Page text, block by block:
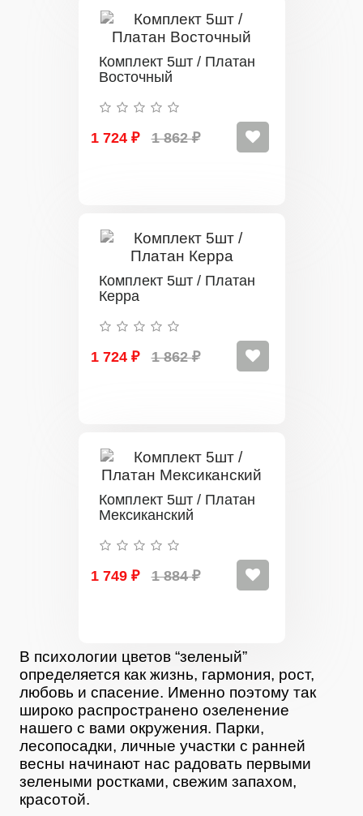
Комплект 5шт / Платан
Восточный
1 724 ₽ 1 862 ₽
Комплект 5шт / Платан
Керра
1 724 ₽ 1 862 ₽
Комплект 5шт / Платан
Мексиканский
1 749 ₽ 1 884 ₽
В психологии цветов “зеленый”
определяется как жизнь, гармония, рост,
любовь и спасение. Именно поэтому так
широко распространено озеленение
нашего с вами окружения. Парки,
лесопосадки, личные участки с ранней
весны начинают нас радовать первыми
зелеными ростками, свежим запахом,
красотой.